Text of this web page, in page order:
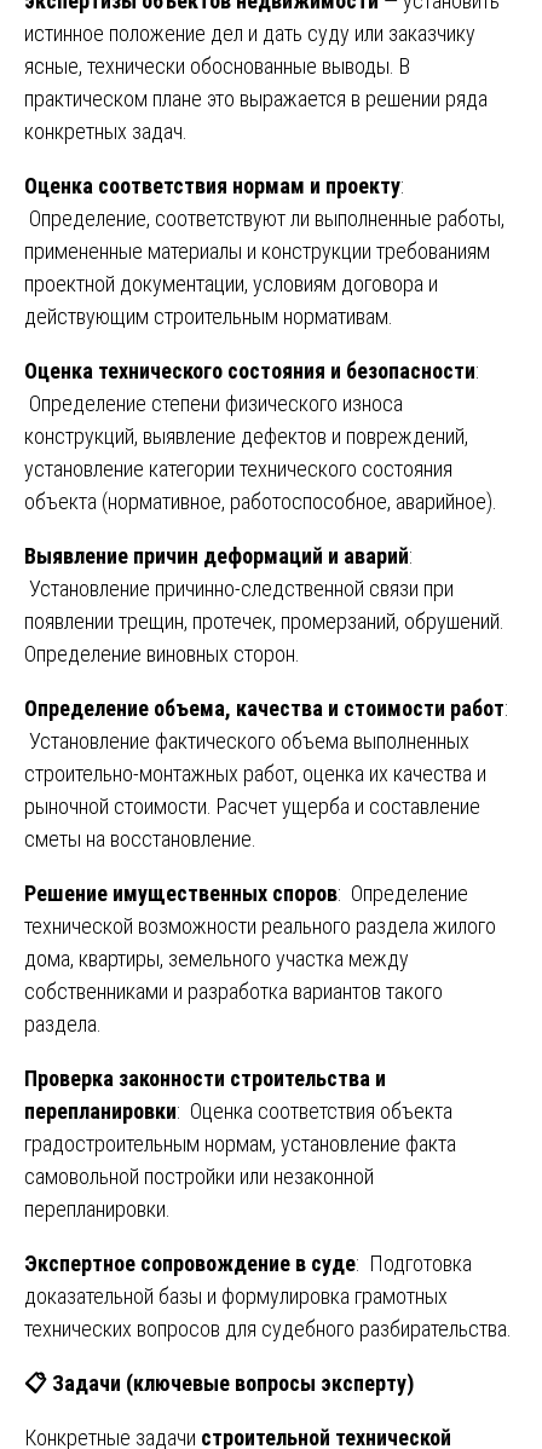
истинное положение дел и дать суду или заказчику
ясные, технически обоснованные выводы. В
практическом плане это выражается в решении ряда
конкретных задач.
Оценка соответствия нормам и проекту:
Определение, соответствуют ли выполненные работы,
примененные материалы и конструкции требованиям
проектной документации, условиям договора и
действующим строительным нормативам.
Оценка технического состояния и безопасности:
Определение степени физического износа
конструкций, выявление дефектов и повреждений,
установление категории технического состояния
объекта (нормативное, работоспособное, аварийное).
Выявление причин деформаций и аварий:
Установление причинно-следственной связи при
появлении трещин, протечек, промерзаний, обрушений.
Определение виновных сторон.
Определение объема, качества и стоимости работ:
Установление фактического объема выполненных
строительно-монтажных работ, оценка их качества и
рыночной стоимости. Расчет ущерба и составление
сметы на восстановление.
Решение имущественных споров: Определение
технической возможности реального раздела жилого
дома, квартиры, земельного участка между
собственниками и разработка вариантов такого
раздела.
Проверка законности строительства и
перепланировки: Оценка соответствия объекта
градостроительным нормам, установление факта
самовольной постройки или незаконной
перепланировки.
Экспертное сопровождение в суде: Подготовка
доказательной базы и формулировка грамотных
технических вопросов для судебного разбирательства.
📋 Задачи (ключевые вопросы эксперту)
Конкретные задачи строительной технической